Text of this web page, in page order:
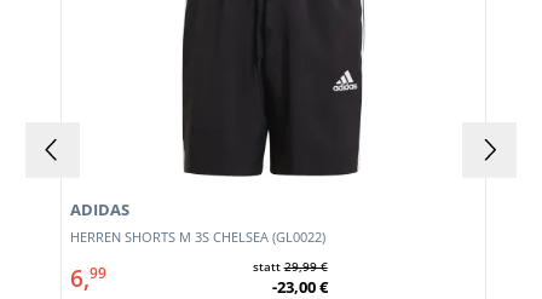
HERREN SHORTS M 3S CHELSEA (GL0022)
ADIDAS
6,99 statt29,99 €
-23,00 €